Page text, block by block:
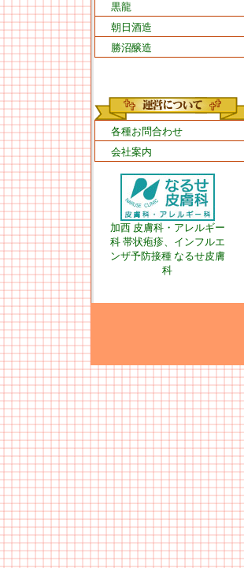
黒龍
朝日酒造
勝沼醸造
各種お問合わせ
会社案内
加西 皮膚科・アレルギー
科 帯状疱疹、インフルエ
ンザ予防接種 なるせ皮膚
科